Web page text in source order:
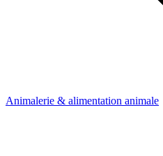
Animalerie & alimentation animale